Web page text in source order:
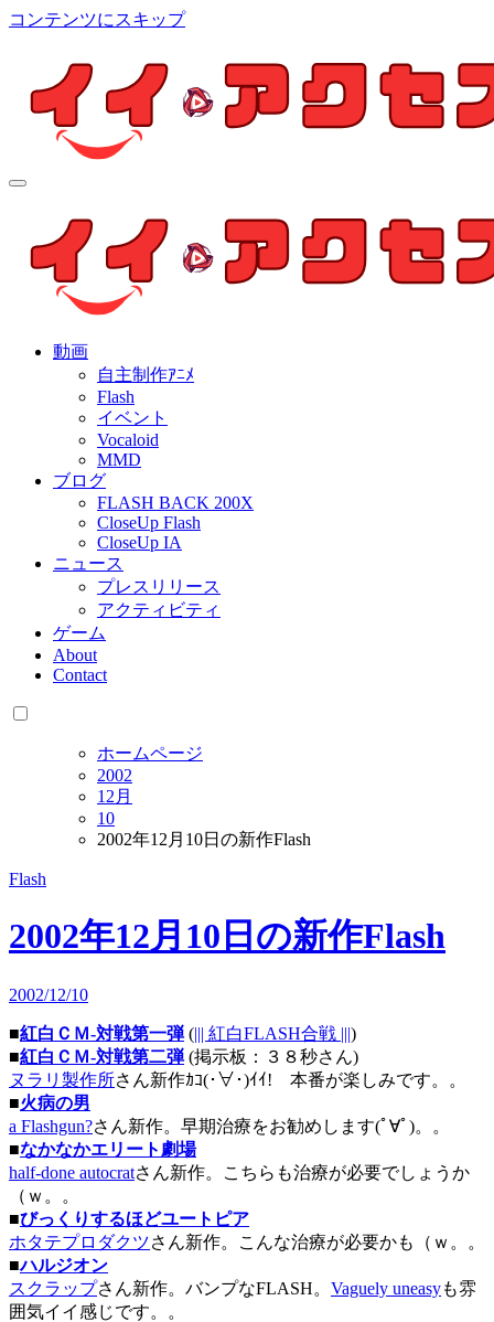
コンテンツにスキップ
個人制作アニメを中心とした動画紹介ブログ
動画
自主制作ｱﾆﾒ
Flash
イベント
Vocaloid
MMD
ブログ
FLASH BACK 200X
CloseUp Flash
CloseUp IA
ニュース
プレスリリース
アクティビティ
ゲーム
About
Contact
ホームページ
2002
12月
10
2002年12月10日の新作Flash
Flash
2002年12月10日の新作Flash
2002/12/10
■紅白ＣＭ-対戦第一弾(||| 紅白FLASH合戦 |||)
■紅白ＣＭ-対戦第二弾(掲示板：３８秒さん)
ヌラリ製作所さん新作ｶｺ(･∀･)ｲｲ! 本番が楽しみです。。
■火病の男
a Flashgun?さん新作。早期治療をお勧めします(ﾟ∀ﾟ)。。
■なかなかエリート劇場
half-done autocratさん新作。こちらも治療が必要でしょうか
（ｗ。。
■びっくりするほどユートピア
ホタテプロダクツさん新作。こんな治療が必要かも（ｗ。。
■ハルジオン
スクラップさん新作。バンプなFLASH。 Vaguely uneasyも雰
囲気イイ感じです。。